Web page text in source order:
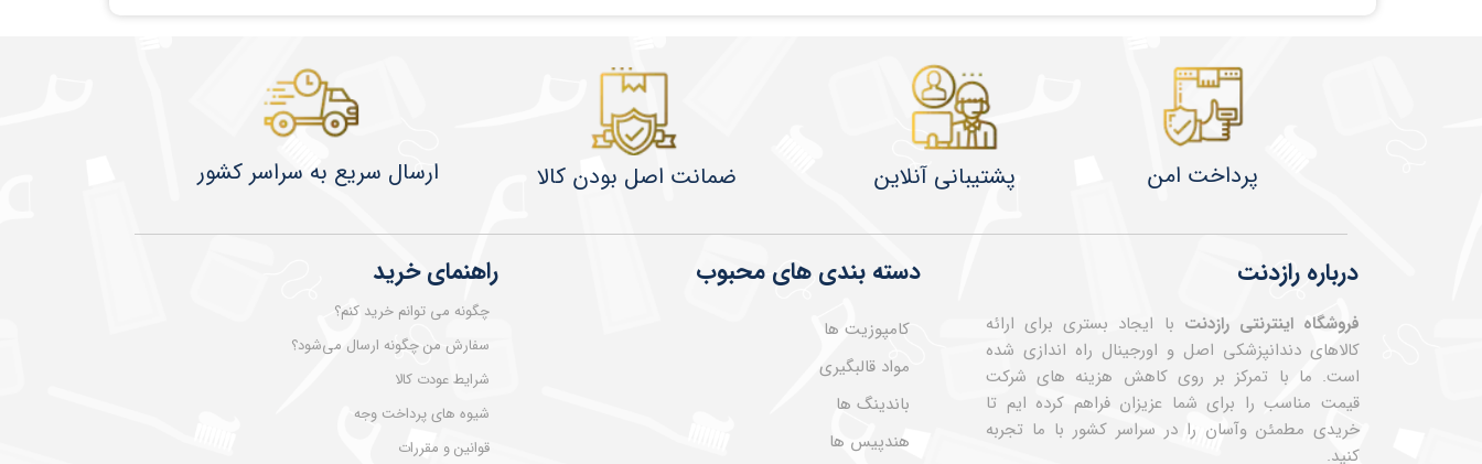
درباره رازدنت
فروشگاه اینترنتی رازدنت با ایجاد بستری برای ارائه
کالاهای دندانپزشکی اصل و اورجینال راه اندازی شده
است. ما با تمرکز بر روی کاهش هزینه های شرکت
قیمت مناسب را برای شما عزیزان فراهم کرده ایم تا
خریدی مطمئن وآسان را در سراسر کشور با ما تجربه
کنید.
راهنمای خرید
چگونه می توانم خرید کنم؟
سفارش من چگونه ارسال می‌شود؟
شرایط عودت کالا
شیوه های پرداخت وجه
قوانین و مقررات
دسته بندی های محبوب
کامپوزیت ها
مواد قالبگیری
باندینگ ها
هندپیس ها
​​​​ارسال سریع به سراسر کشور ضمانت اصل بودن کالا پشتیبانی آنلاین پرداخت امن